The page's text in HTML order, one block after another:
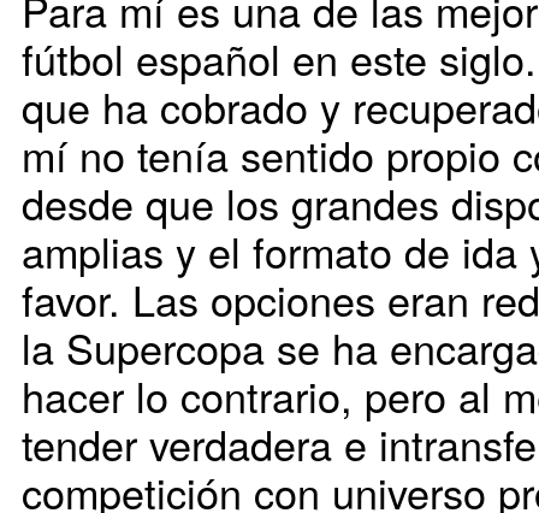
fútbol español en este
que ha cobrado y
mí no tenía sentido propio
desde que los grandes
amplias y el formato de ida
favor. Las opciones eran
la Supercopa se ha
hacer lo contrario, pero al
tender verdadera e
competición con universo